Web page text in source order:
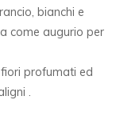
bianchi e
come augurio per
profumati ed
.